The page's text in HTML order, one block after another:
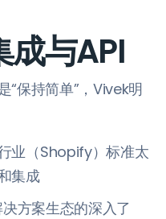
成与API
“保持简单”，Vivek明
业（Shopify）标准太
集成
方案生态的深入了